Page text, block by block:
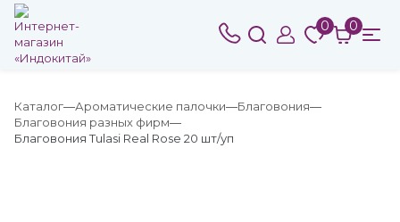
0 0
Каталог Ароматические палочки
Благовония
Благовония разных фирм
Благовония Tulasi Real Rose 20 шт/уп